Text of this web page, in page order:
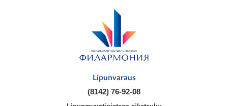
Lipunvaraus
(8142) 76-92-08